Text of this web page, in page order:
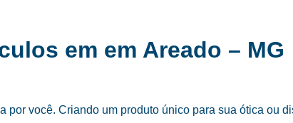
em em Areado – MG
você. Criando um produto único para sua ótica ou